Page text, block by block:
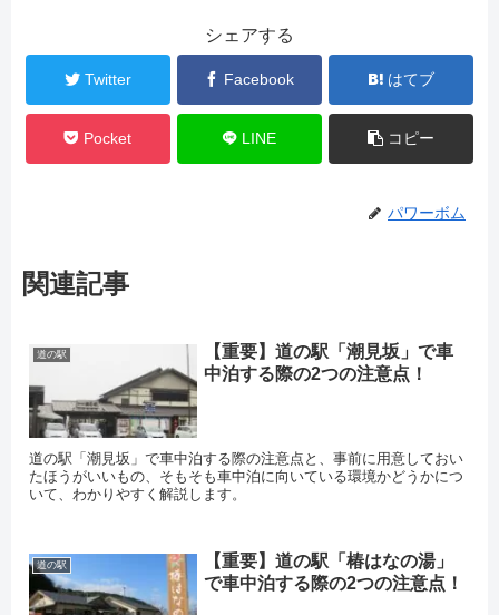
シェアする
Twitter Facebook はてブ
Pocket LINE コピー
パワーボム
関連記事
道の駅
【重要】道の駅「潮見坂」で車
中泊する際の2つの注意点！
道の駅「潮見坂」で車中泊する際の注意点と、事前に用意しておい
たほうがいいもの、そもそも車中泊に向いている環境かどうかにつ
いて、わかりやすく解説します。
道の駅
【重要】道の駅「椿はなの湯」
で車中泊する際の2つの注意点！